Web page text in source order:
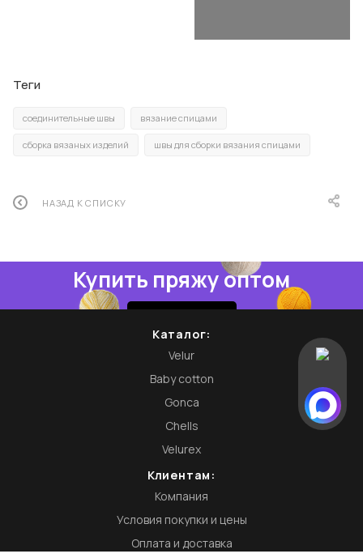
Теги
соединительные швы вязание спицами
сборка вязаных изделий швы для сборки вязания спицами
НАЗАД К СПИСКУ
Купить пряжу оптом
Каталог:
Velur
Baby cotton
Gonca
Chells
Velurex
Клиентам:
Компания
Условия покупки и цены
Оплата и доставка